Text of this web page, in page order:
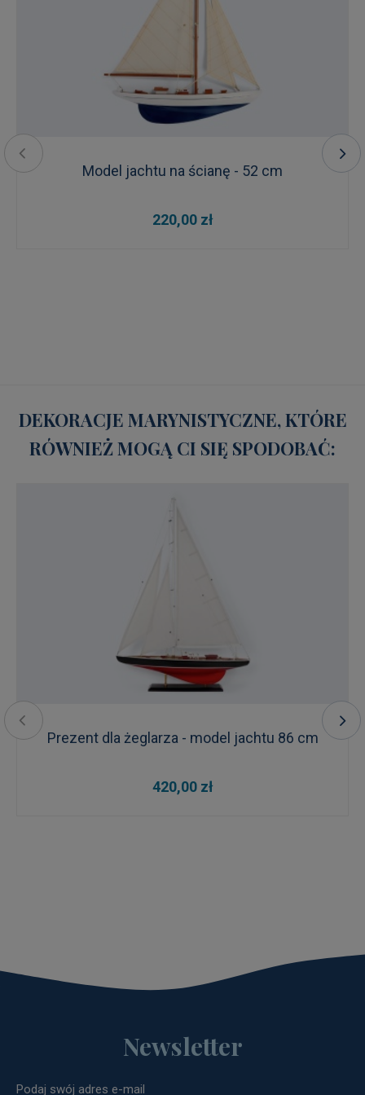
Model jachtu na ścianę - 52 cm
220,00 zł
DEKORACJE MARYNISTYCZNE, KTÓRE
RÓWNIEŻ MOGĄ CI SIĘ SPODOBAĆ:
Prezent dla żeglarza - model jachtu 86 cm
420,00 zł
Newsletter
Podaj swój adres e-mail